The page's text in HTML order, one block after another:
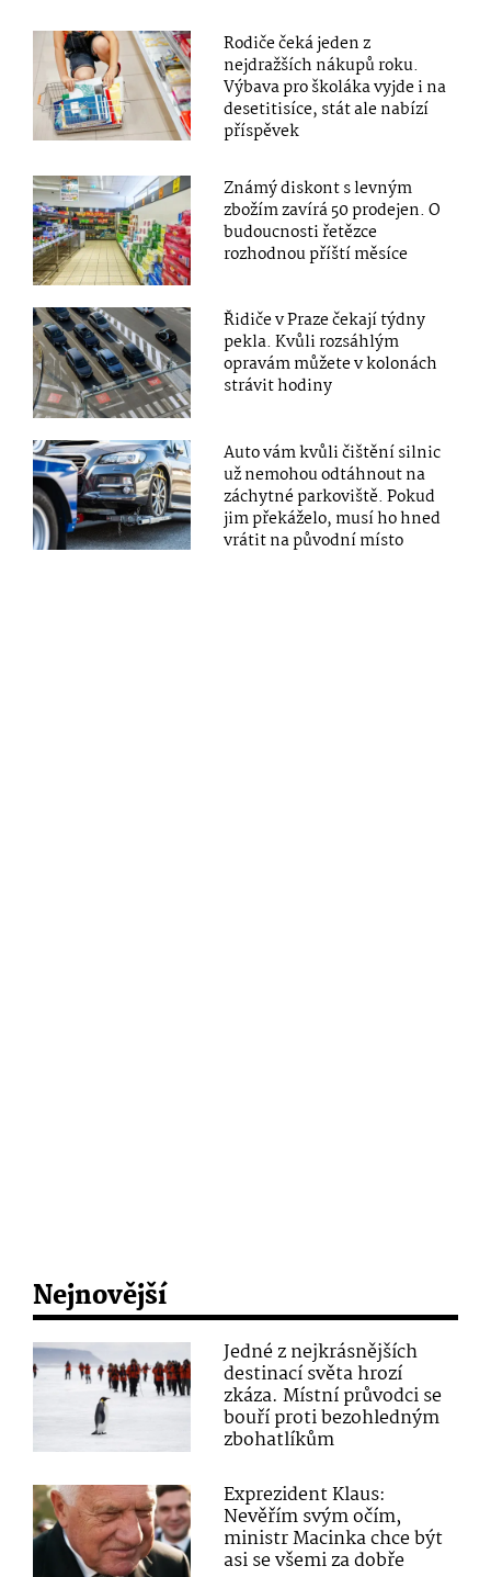
Rodiče čeká jeden z
nejdražších nákupů roku.
Výbava pro školáka vyjde i na
desetitisíce, stát ale nabízí
příspěvek
Známý diskont s levným
zbožím zavírá 50 prodejen. O
budoucnosti řetězce
rozhodnou příští měsíce
Řidiče v Praze čekají týdny
pekla. Kvůli rozsáhlým
opravám můžete v kolonách
strávit hodiny
Auto vám kvůli čištění silnic
už nemohou odtáhnout na
záchytné parkoviště. Pokud
jim překáželo, musí ho hned
vrátit na původní místo
Nejnovější
Jedné z nejkrásnějších
destinací světa hrozí
zkáza. Místní průvodci se
bouří proti bezohledným
zbohatlíkům
Exprezident Klaus:
Nevěřím svým očím,
ministr Macinka chce být
asi se všemi za dobře